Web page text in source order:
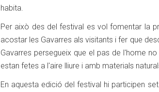
habita.
Per això des del festival es vol fomentar la
acostar les Gavarres als visitants i fer que
Gavarres persegueix que el pas de l'home
estan fetes a l'aire lliure i amb materials
En aquesta edició del festival hi participen